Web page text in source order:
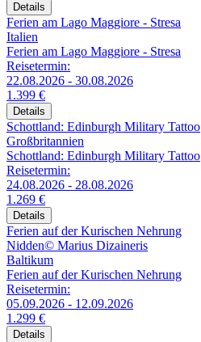
Details
Ferien am Lago Maggiore - Stresa
Italien
Ferien am Lago Maggiore - Stresa
Reisetermin:
22.08.2026 - 30.08.2026
1.399 €
Details
Schottland: Edinburgh Military Tattoo
Großbritannien
Schottland: Edinburgh Military Tattoo
Reisetermin:
24.08.2026 - 28.08.2026
1.269 €
Details
Ferien auf der Kurischen Nehrung
Nidden© Marius Dizaineris
Baltikum
Ferien auf der Kurischen Nehrung
Reisetermin:
05.09.2026 - 12.09.2026
1.299 €
Details